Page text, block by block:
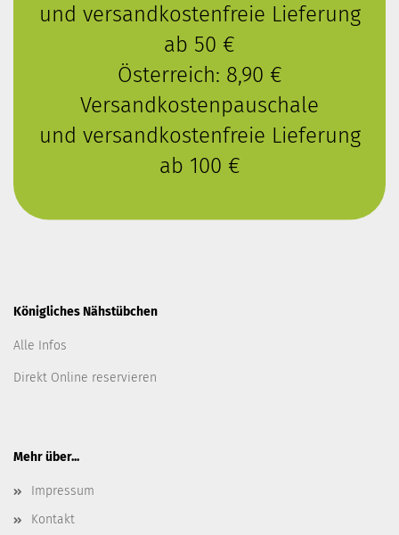
und versandkostenfreie Lieferung
ab 50 €
Österreich: 8,90 €
Versandkostenpauschale
und versandkostenfreie Lieferung
ab 100 €
Königliches Nähstübchen
Alle Infos
Direkt Online reservieren
Mehr über...
Impressum
Kontakt